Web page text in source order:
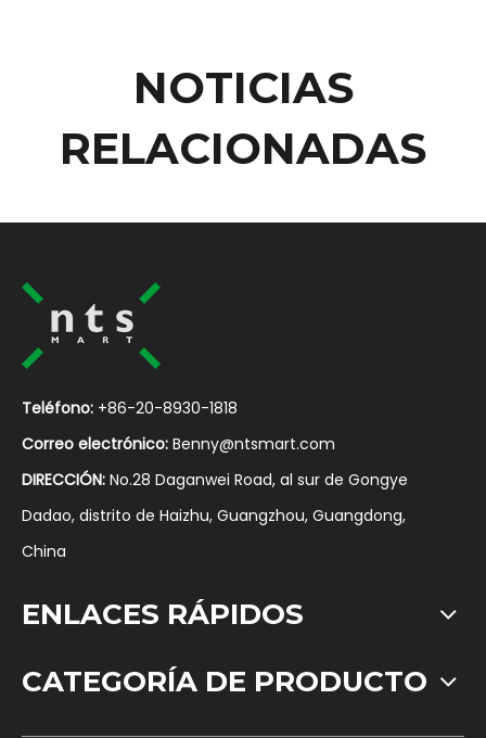
NOTICIAS
RELACIONADAS
Teléfono: +86-20-8930-1818
Correo electrónico: Benny@ntsmart.com
DIRECCIÓN: No.28 Daganwei Road, al sur de Gongye
Dadao, distrito de Haizhu, Guangzhou, Guangdong,
China
ENLACES RÁPIDOS
CATEGORÍA DE PRODUCTO